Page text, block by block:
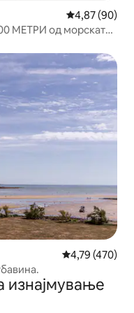
Просечна
4,87 (90)
МЕТРИ од морската
Просечна
4,79 (470)
изнајмување